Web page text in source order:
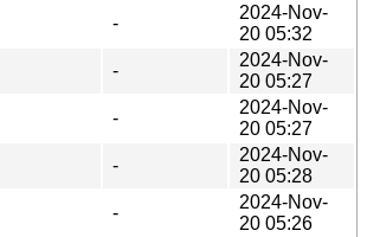
-
2024-Nov-
20 05:32
-
2024-Nov-
20 05:27
-
2024-Nov-
20 05:27
-
2024-Nov-
20 05:28
-
2024-Nov-
20 05:26